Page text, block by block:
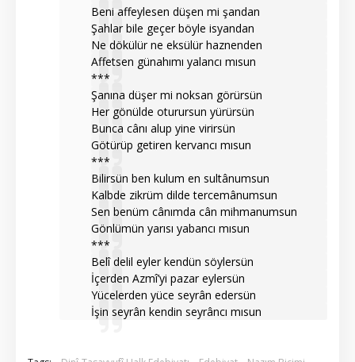
Beni affeylesen düşen mi şandan
Şahlar bile geçer böyle isyandan
Ne dökülür ne eksülür haznenden
Affetsen günahımı yalancı mısun
***
Şanına düşer mi noksan görürsün
Her gönülde oturursun yürürsün
Bunca cânı alup yine virirsün
Götürüp getiren kervancı mısun
***
Bilirsün ben kulum en sultânumsun
Kalbde zikrüm dilde tercemânumsun
Sen benüm cânımda cân mihmanumsun
Gönlümün yarısı yabancı mısun
***
Belî delil eyler kendün söylersün
İçerden Azmî’yi pazar eylersün
Yücelerden yüce seyrân edersün
İşin seyrân kendin seyrâncı mısun